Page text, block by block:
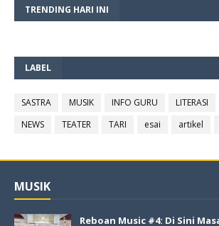
TRENDING HARI INI
LABEL
SASTRA MUSIK INFO GURU LITERASI
NEWS
TEATER TARI esai artikel
MUSIK
Reboan Music #4: Di Sini